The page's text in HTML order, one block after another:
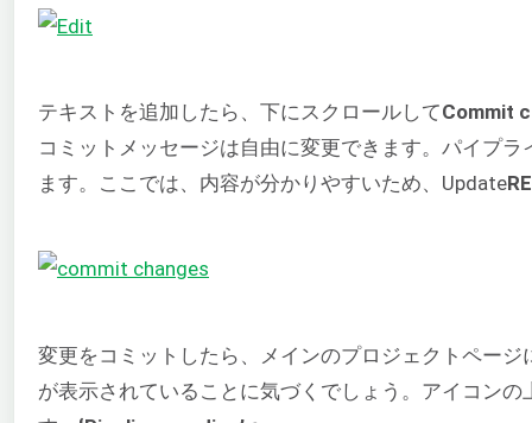
テキストを追加したら、下にスクロールしてCommit
コミットメッセージは自由に変更できます。パイプ
ます。ここでは、内容が分かりやすいため、Update
変更をコミットしたら、メインのプロジェクトペー
が表示されていることに気づくでしょう。アイコン